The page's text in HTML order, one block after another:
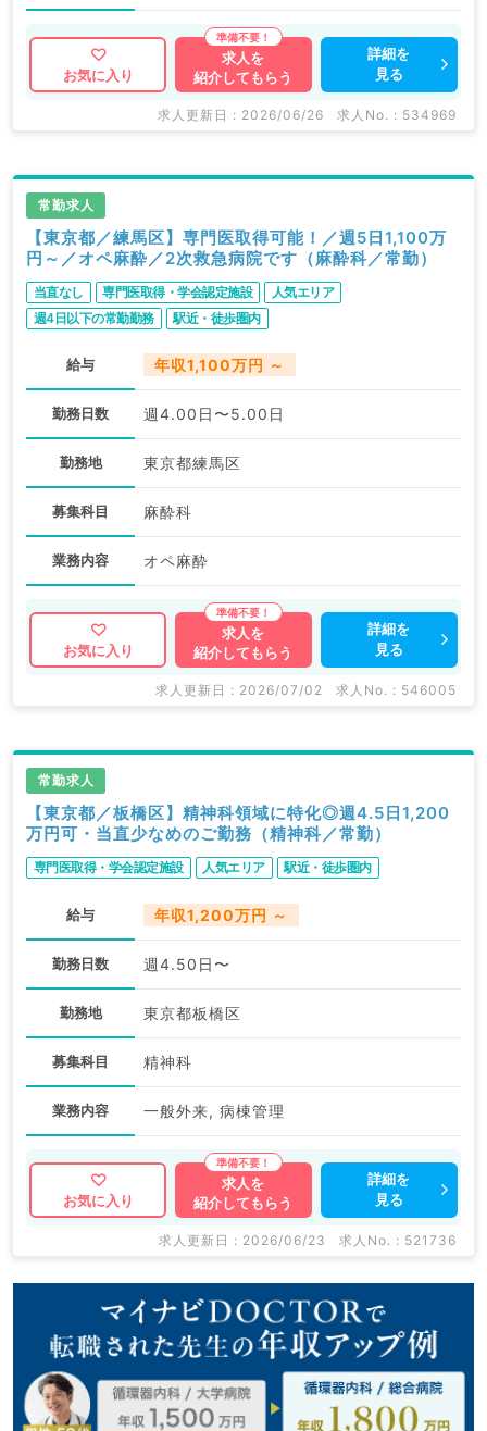
お気に入り
求人を
紹介してもらう
詳細を
見る
求人更新日 : 2026/06/26 求人No. : 534969
常勤求人
【東京都／練馬区】専門医取得可能！／週5日1,100万
円～／オペ麻酔／2次救急病院です（麻酔科／常勤）
当直なし 専門医取得・学会認定施設
人気エリア
週4日以下の常勤勤務
駅近・徒歩圏内
給与 年収1,100万円 ～
勤務日数 週4.00日〜5.00日
勤務地 東京都練馬区
募集科目 麻酔科
業務内容 オペ麻酔
お気に入り
求人を
紹介してもらう
詳細を
見る
求人更新日 : 2026/07/02 求人No. : 546005
常勤求人
【東京都／板橋区】精神科領域に特化◎週4.5日1,200
万円可・当直少なめのご勤務（精神科／常勤）
専門医取得・学会認定施設 人気エリア 駅近・徒歩圏内
給与 年収1,200万円 ～
勤務日数 週4.50日〜
勤務地 東京都板橋区
募集科目 精神科
業務内容 一般外来, 病棟管理
お気に入り
求人を
紹介してもらう
詳細を
見る
求人更新日 : 2026/06/23 求人No. : 521736